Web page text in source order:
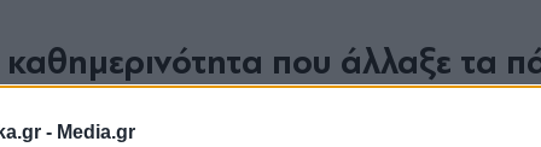
- Media.gr
που άλλαξε τα
και στη ζωή με τον γιο της,